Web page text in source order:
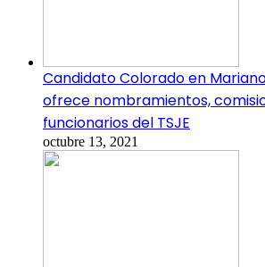
Candidato Colorado en
ofrece nombramientos,
funcionarios del TSJE
octubre 13, 2021